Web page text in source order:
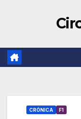
CRÓNICA F1